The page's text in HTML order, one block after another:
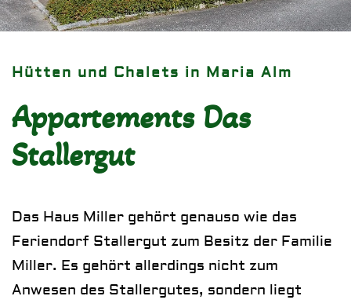
Hütten und Chalets in Maria Alm
Appartements Das
Stallergut
Das Haus Miller gehört genauso wie das
Feriendorf Stallergut zum Besitz der Familie
Miller. Es gehört allerdings nicht zum
Anwesen des Stallergutes, sondern liegt